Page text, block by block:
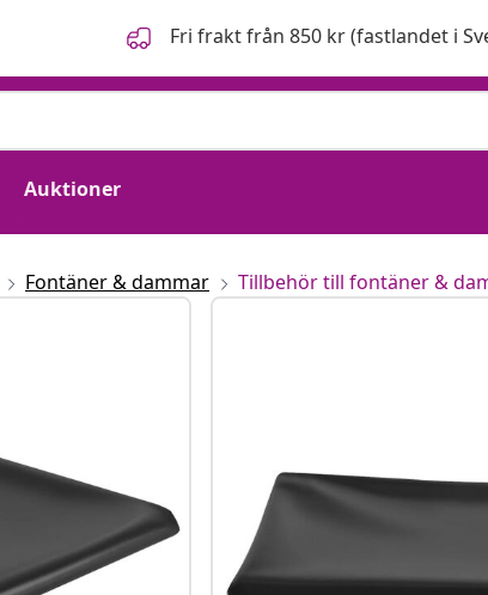
Fri frakt från 850 kr (fastlandet i
Auktioner
Fontäner & dammar Tillbehör till fontäner &